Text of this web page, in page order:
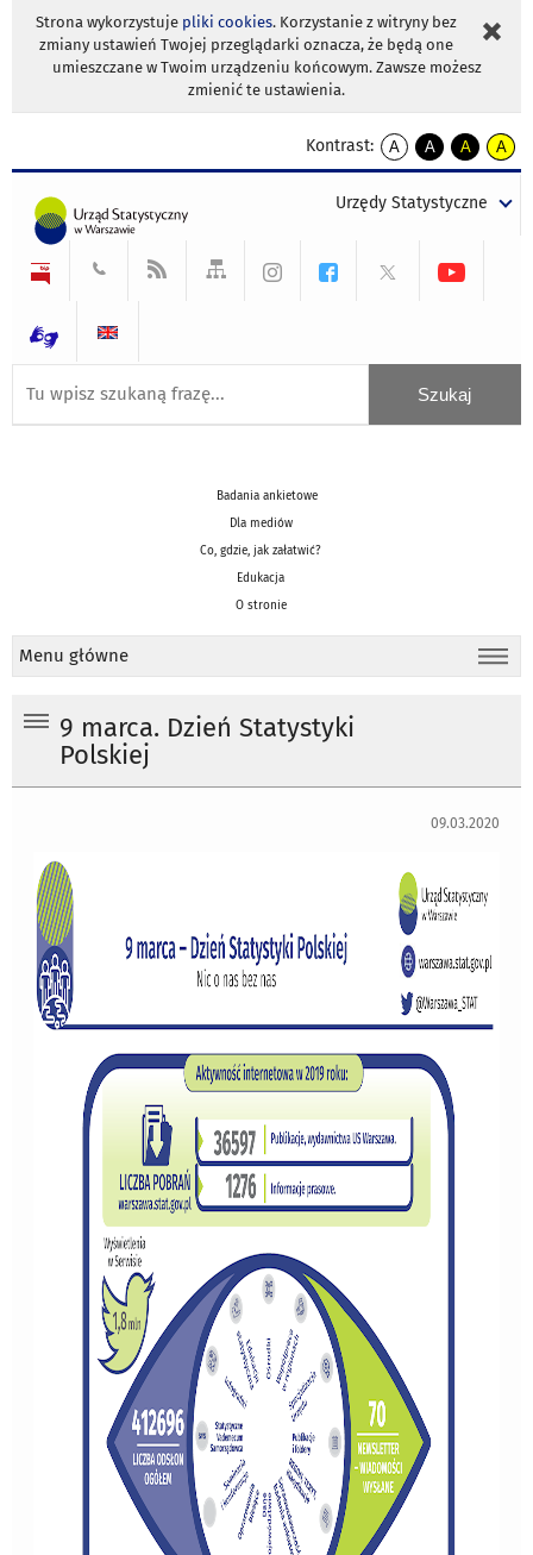
Strona wykorzystuje pliki cookies. Korzystanie z witryny bez
zmiany ustawień Twojej przeglądarki oznacza, że będą one
umieszczane w Twoim urządzeniu końcowym. Zawsze możesz
zmienić te ustawienia.
Kontrast:
A
kontrast
A
kontrast
tekst
czarnym
A
kontrast
tekst
czarnym
A
tekst
żółtym
Urzędy Statystyczne
Badania ankietowe
Dla mediów
Co, gdzie, jak załatwić?
Edukacja
O stronie
Menu główne
9 marca. Dzień Statystyki
Polskiej
09.03.2020